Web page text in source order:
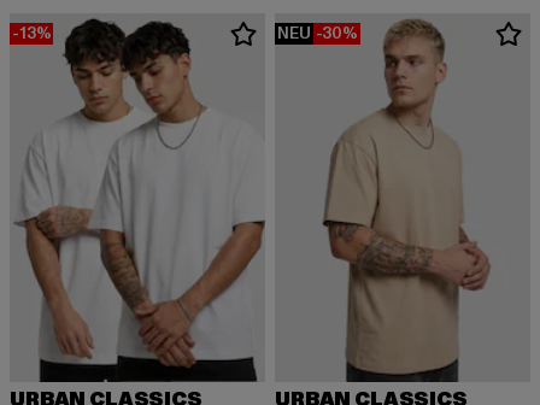
-13% NEU -30%